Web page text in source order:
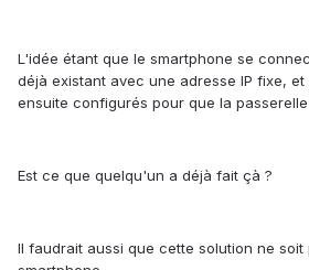
L'idée étant que le smartphone se
déjà existant avec une adresse IP fixe,
ensuite configurés pour que la
Est ce que quelqu'un a déjà fait çà ?
Il faudrait aussi que cette solution ne soit